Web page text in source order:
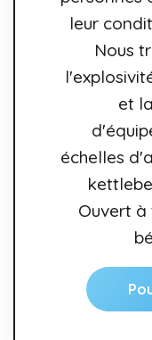
leur
Nous
et
échelles
Ouvert à